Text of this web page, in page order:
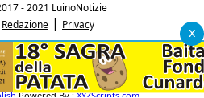
x
- 2021 LuinoNotizie
Redazione | Privacy
iscritta al Registro Stampa del
n. 5/2017 in data 29/6/2017"
03433740127
Powered By :XYZScripts.com